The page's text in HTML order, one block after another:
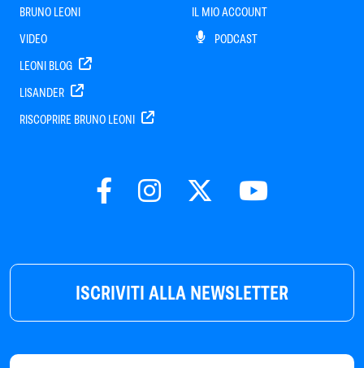
ISCRIVITI ALLA NEWSLETTER
BRUNO LEONI
VIDEO
LEONI BLOG
LISANDER
RISCOPRIRE BRUNO LEONI
IL MIO ACCOUNT
PODCAST